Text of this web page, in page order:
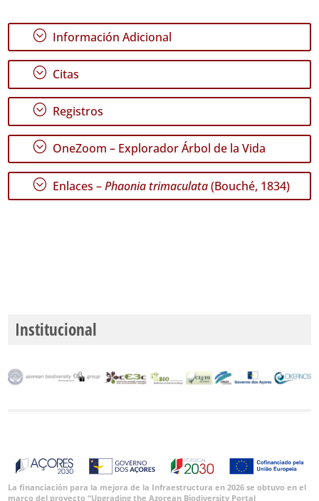
GBIF -
Ocurrencias
🔗 GBIF
España
🔗 GBIF
World
; Información Adicional
; Citas
; Registros
; OneZoom – Explorador Árbol de la Vida
; Enlaces –Phaonia trimaculata(Bouché, 1834)
Institucional
La financiación para la mejora de la Infraestructura en 2026 se obtuvo en el
marco del proyecto “Upgrading the Azorean Biodiversity Portal